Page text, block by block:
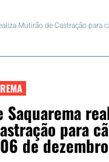
Mutirão de Castração para
para
de dezembro